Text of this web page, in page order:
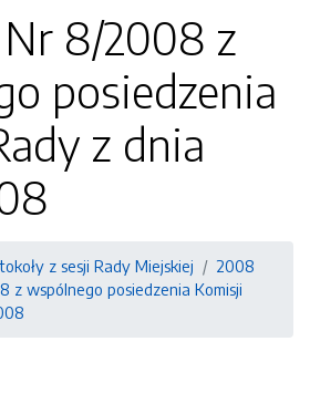
Nr 8/2008 z
posiedzenia
z dnia
z sesji Rady Miejskiej
2008
z wspólnego posiedzenia Komisji